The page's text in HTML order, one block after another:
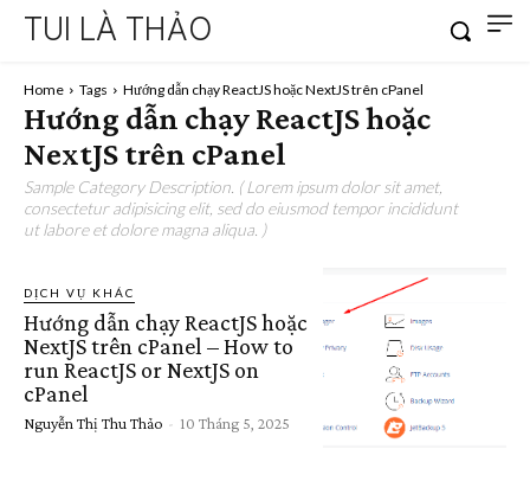
TUI LÀ THẢO
Home Tags Hướng dẫn chạy ReactJS hoặc NextJS trên cPanel
Hướng dẫn chạy ReactJS hoặc
NextJS trên cPanel
Sample Category Description. ( Lorem ipsum dolor sit amet,
consectetur adipisicing elit, sed do eiusmod tempor incididunt
ut labore et dolore magna aliqua. )
DỊCH VỤ KHÁC
Hướng dẫn chạy ReactJS hoặc
NextJS trên cPanel – How to
run ReactJS or NextJS on
cPanel
Nguyễn Thị Thu Thảo - 10 Tháng 5, 2025